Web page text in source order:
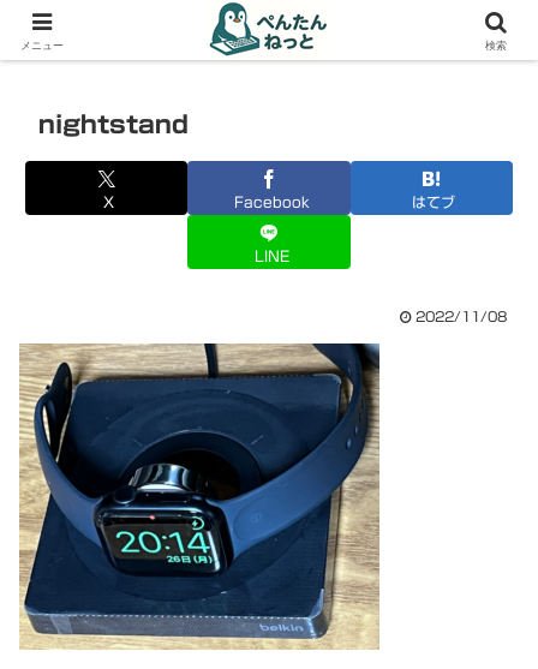
PCやガジェットの備忘録
nightstand
X Facebook はてブ
LINE
2022/11/08
メニュー 検索